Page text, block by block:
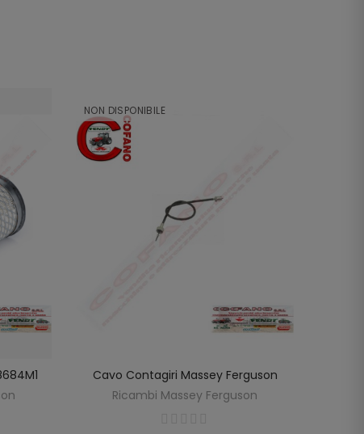
NON DISPONIBILE
SCOPRIRE
Cavo Contagiri Massey Ferguson
Ricambi Massey Ferguson